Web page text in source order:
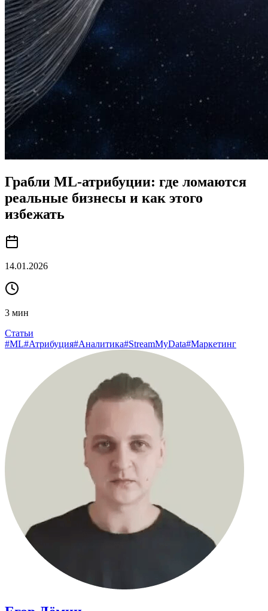
Грабли ML-атрибуции: где ломаются
реальные бизнесы и как этого
избежать
14.01.2026
3 мин
Статьи
#ML#Атрибуция#Аналитика#StreamMyData#Маркетинг